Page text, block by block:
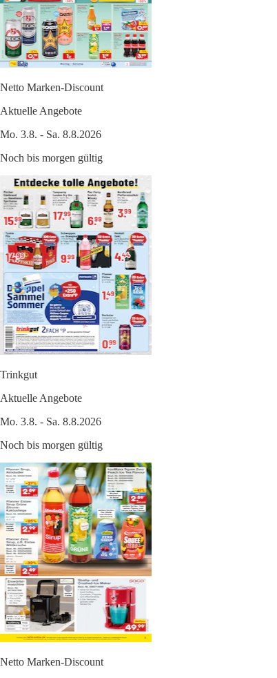
Netto Marken-Discount
Aktuelle Angebote
Mo. 3.8. - Sa. 8.8.2026
Noch bis morgen gültig
Trinkgut
Aktuelle Angebote
Mo. 3.8. - Sa. 8.8.2026
Noch bis morgen gültig
Netto Marken-Discount